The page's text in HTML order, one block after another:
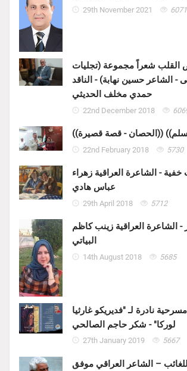
29th November 2021 6071
القلب شعراً مجموعة (تجليات
الشاعر حسين نهابة) - الناقد
حمدي مخلف الحديثي
22nd December 2018
22nd February 2018 5730
خفية - الشاعرة العراقية زهراء
عباس هادي
29th April 2018 5712
- الشاعرة العراقية زينب كاظم
البياتي
14th August 2018 5685
مسرحية نادرة لـ "فديريكو غارثيا
لوركا" - شكر حاجم الصالحي
27th January 2019 5667
– الشاعر العراقي موفق